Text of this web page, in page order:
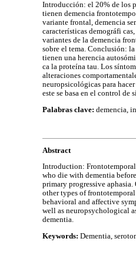
Introducción: el 20% de los
tienen demencia
variante frontal, demencia
características demográfi
variantes de la demencia
sobre el tema. Conclusión:
tienen una herencia
ca la proteína tau. Los
alteraciones
neuropsicológicas para
este se basa en el control de
Palabras clave: demencia,
Abstract
Introduction:
who die with dementia
primary progressive
other types of
behavioral and affective
well as neuropsychological
dementia.
Keywords: Dementia,